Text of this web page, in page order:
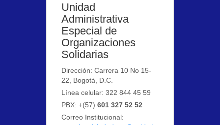
Unidad
Administrativa
Especial de
Organizaciones
Solidarias
Dirección: Carrera 10 No 15-
22, Bogotá, D.C.
Línea celular: 322 844 45 59
PBX: +(57)601 327 52 52
Correo Institucional: